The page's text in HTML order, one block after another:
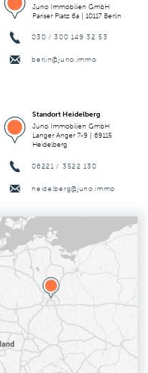
Juno Immobilien GmbH
Pariser Platz 6a | 10117 Berlin
030 / 300 149 32 53
berlin@juno.immo
Standort Heidelberg
Juno Immobilien GmbH
Langer Anger 7-9 | 69115
Heidelberg
06221 / 3522 130
heidelberg@juno.immo